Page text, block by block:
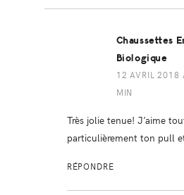
Chaussettes
Biologique
12 AVRIL 2018
MIN
Très jolie tenue! J’aime
particulièrement ton pull
RÉPONDRE